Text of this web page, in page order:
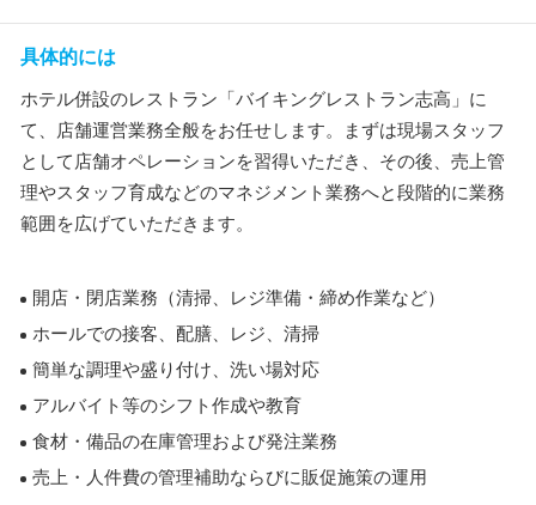
具体的には
ホテル併設のレストラン「バイキングレストラン志高」に
て、店舗運営業務全般をお任せします。まずは現場スタッフ
として店舗オペレーションを習得いただき、その後、売上管
理やスタッフ育成などのマネジメント業務へと段階的に業務
範囲を広げていただきます。
開店・閉店業務（清掃、レジ準備・締め作業など）
ホールでの接客、配膳、レジ、清掃
簡単な調理や盛り付け、洗い場対応
アルバイト等のシフト作成や教育
食材・備品の在庫管理および発注業務
売上・人件費の管理補助ならびに販促施策の運用